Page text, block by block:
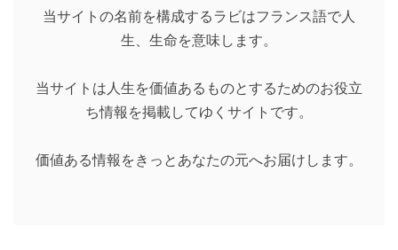
当サイトの名前を構成するラビはフランス語で人
生、生命を意味します。
当サイトは人生を価値あるものとするためのお役立
ち情報を掲載してゆくサイトです。
価値ある情報をきっとあなたの元へお届けします。